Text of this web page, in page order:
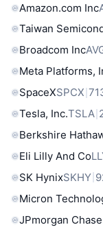
Amazon.com Inc
Taiwan
Broadcom Inc
Meta Platforms,
SpaceXSPCX
Tesla, Inc.TSLA
Berkshire
Eli Lilly And Co
SK HynixSKHY
Micron
JPmorgan